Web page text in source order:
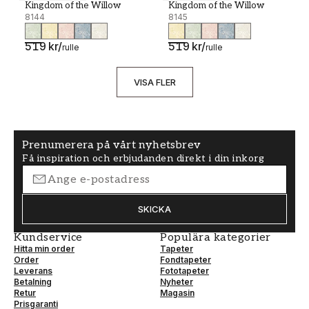
Kingdom of the Willow
8144
519 kr/rulle
Kingdom of the Willow
8145
519 kr/rulle
VISA FLER
Prenumerera på vårt nyhetsbrev
Få inspiration och erbjudanden direkt i din inkorg
SKICKA
Kundservice
Hitta min order
Order
Leverans
Betalning
Retur
Prisgaranti
Populära kategorier
Tapeter
Fondtapeter
Fototapeter
Nyheter
Magasin